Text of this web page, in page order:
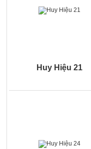
Huy Hiệu 21